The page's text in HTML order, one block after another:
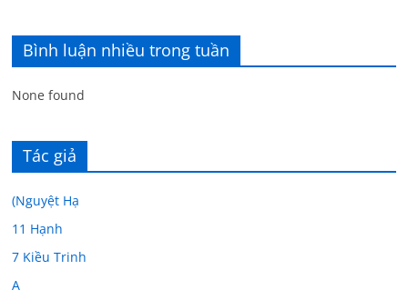
Bình luận nhiều trong tuần
None found
Tác giả
(Nguyệt Hạ
11 Hạnh
7 Kiều Trinh
A